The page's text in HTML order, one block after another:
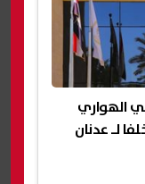
مصادر: علي الهواري
لـ عدنان